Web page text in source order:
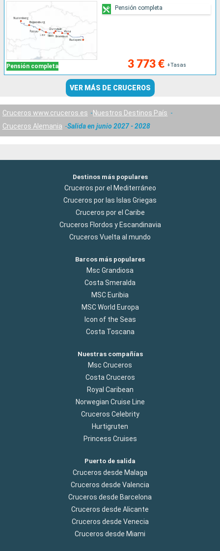
Pensión completa 3 773 € +Tasas
Pensión completa
VER MÁS DE CRUCEROS
Cruceros www.cruceros.es
Nuestros Destinos País
Cruceros Alemania
Salida en junio 2027 - 2028
Destinos más populares
Cruceros por el Mediterráneo
Cruceros por las Islas Griegas
Cruceros por el Caribe
Cruceros Flordos y Escandinavia
Cruceros Vuelta al mundo
Barcos más populares
Msc Grandiosa
Costa Smeralda
MSC Euribia
MSC World Europa
Icon of the Seas
Costa Toscana
Nuestras compañías
Msc Cruceros
Costa Cruceros
Royal Caribean
Norwegian Cruise Line
Cruceros Celebrity
Hurtigruten
Princess Cruises
Puerto de salida
Cruceros desde Malaga
Cruceros desde Valencia
Cruceros desde Barcelona
Cruceros desde Alicante
Cruceros desde Venecia
Cruceros desde Miami